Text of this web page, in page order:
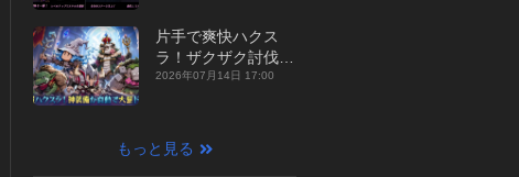
年】
片手で爽快ハクス
ラ！ザクザク討伐し
て神装備を集める放
【最新作PICKUP】
2026年07月14日 17:00
もっと見る